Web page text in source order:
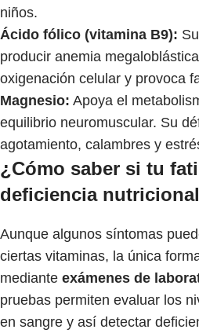
niños.
Ácido fólico (vitamina B9):
producir anemia
oxigenación celular y provoca
Magnesio: Apoya el
equilibrio neuromuscular. Su
agotamiento, calambres y
¿Cómo saber si tu
deficiencia
Aunque algunos síntomas
ciertas vitaminas, la única
mediante exámenes de
pruebas permiten evaluar los
en sangre y así detectar